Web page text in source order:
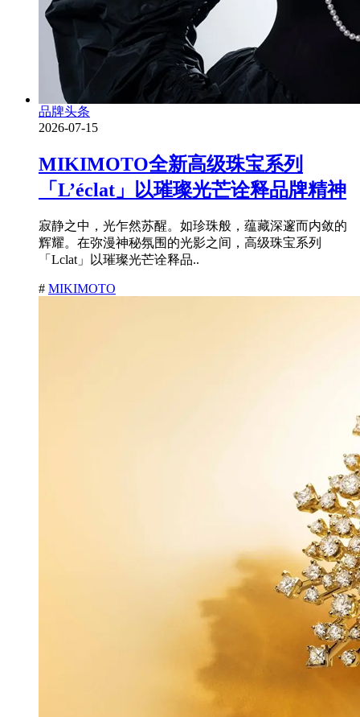
品牌头条
2026-07-15
MIKIMOTO全新高级珠宝系列
「L’éclat」以璀璨光芒诠释品牌精神
寂静之中，光乍然苏醒。如珍珠般，蕴藏深邃而内敛的
辉耀。在弥漫神秘氛围的光影之间，高级珠宝系列
「Lclat」以璀璨光芒诠释品..
# MIKIMOTO